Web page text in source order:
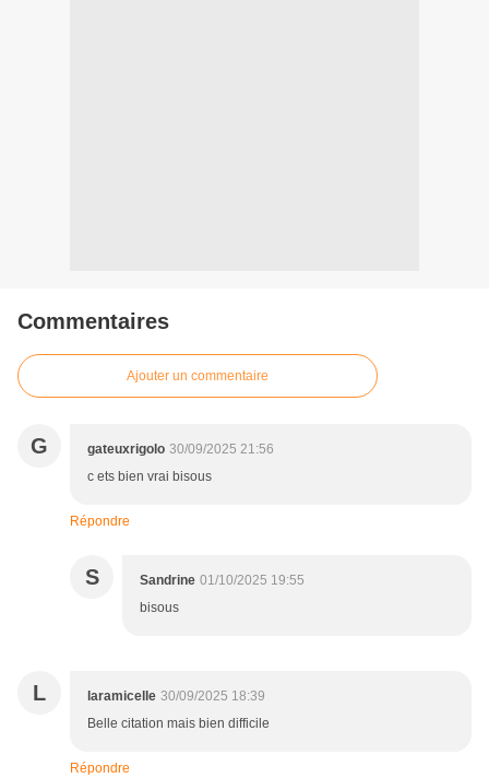
Commentaires
Ajouter un commentaire
G gateuxrigolo 30/09/2025 21:56
c ets bien vrai bisous
Répondre
S Sandrine 01/10/2025 19:55
bisous
L laramicelle 30/09/2025 18:39
Belle citation mais bien difficile
Répondre